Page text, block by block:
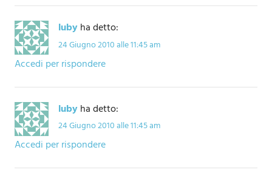
lubyha detto:
24 Giugno 2010 alle 11:45 am
Accedi per rispondere
lubyha detto:
24 Giugno 2010 alle 11:45 am
Accedi per rispondere